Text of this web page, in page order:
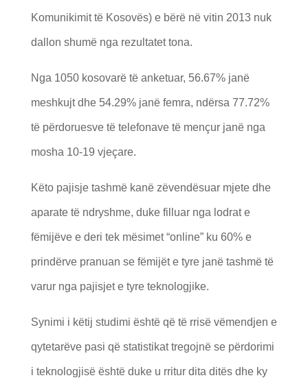
Komunikimit të Kosovës) e bërë në vitin 2013 nuk
dallon shumë nga rezultatet tona.
Nga 1050 kosovarë të anketuar, 56.67% janë
meshkujt dhe 54.29% janë femra, ndërsa 77.72%
të përdoruesve të telefonave të mençur janë nga
mosha 10-19 vjeçare.
Këto pajisje tashmë kanë zëvendësuar mjete dhe
aparate të ndryshme, duke filluar nga lodrat e
fëmijëve e deri tek mësimet “online” ku 60% e
prindërve pranuan se fëmijët e tyre janë tashmë të
varur nga pajisjet e tyre teknologjike.
Synimi i këtij studimi është që të rrisë vëmendjen e
qytetarëve pasi që statistikat tregojnë se përdorimi
i teknologjisë është duke u rritur dita ditës dhe ky